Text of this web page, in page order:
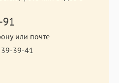
91
или почте
39-39-41